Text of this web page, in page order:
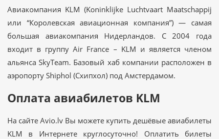
Авиакомпания KLM (Koninklijke Luchtvaart Maatschappij
или “Королевская авиационная компания”) — самая
большая авиакомпания Нидерландов. С 2004 года
входит в группу Air France – KLM и является членом
альянса SkyTeam. Базовый хаб компании расположен в
аэропорту Shiphol (Схипхол) под Амстердамом.
Оплата авиабилетов KLM
На сайте Avio.lv Вы можете купить дешёвые авиабилеты
KLM в Интернете круглосуточно! Оплатить билеты